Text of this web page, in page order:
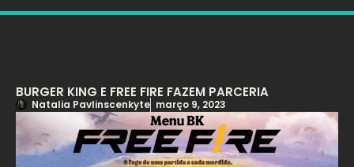
BURGER KING E FREE FIRE FAZEM PARCERIA
Natalia Pavlinscenkyte março 9, 2023